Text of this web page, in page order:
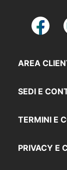
AREA
SEDI E
TERMINI E
PRIVACY E